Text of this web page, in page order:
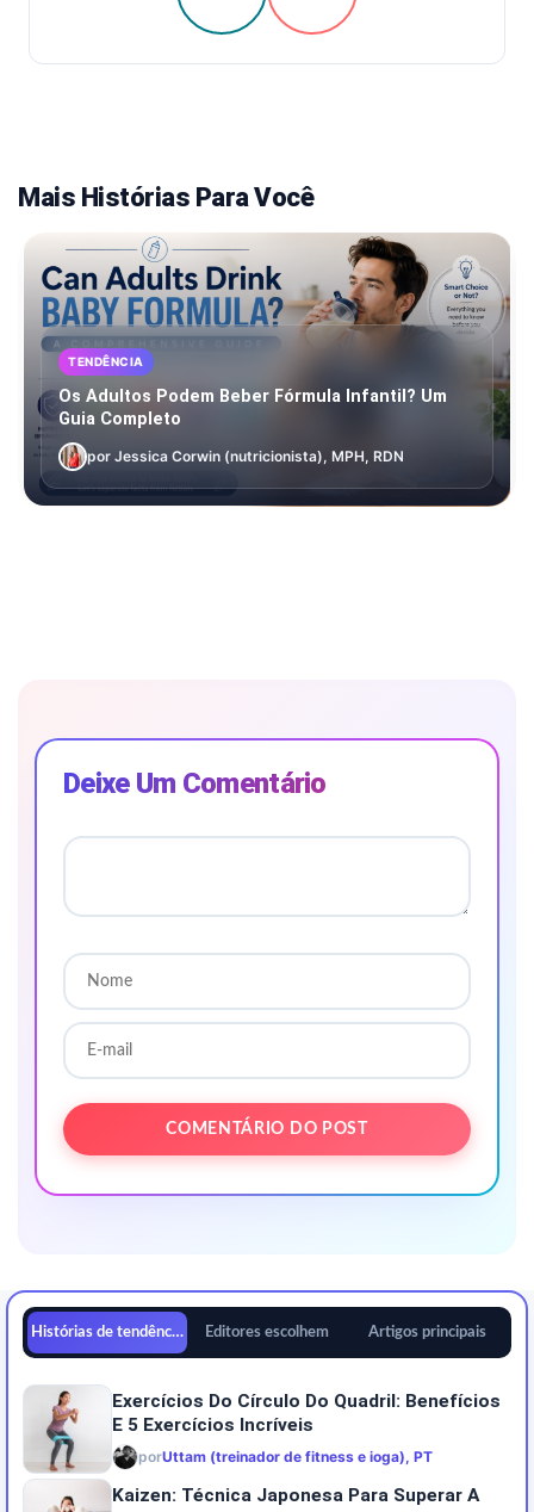
Mais Histórias Para Você
TENDÊNCIA
Os Adultos Podem Beber Fórmula Infantil? Um
Guia Completo
por Jessica Corwin (nutricionista), MPH, RDN
Deixe Um Comentário
Histórias de tendências Editores escolhem Artigos principais
Exercícios Do Círculo Do Quadril: Benefícios
E 5 Exercícios Incríveis
porUttam (treinador de fitness e ioga), PT
Kaizen: Técnica Japonesa Para Superar A